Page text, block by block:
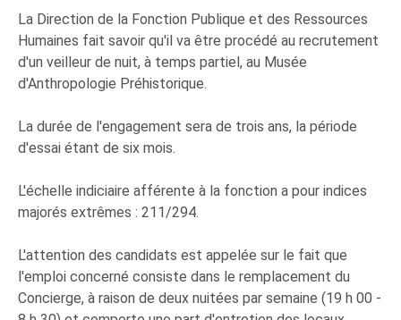
La Direction de la Fonction Publique et des Ressources
Humaines fait savoir qu'il va être procédé au recrutement
d'un veilleur de nuit, à temps partiel, au Musée
d'Anthropologie Préhistorique.
La durée de l'engagement sera de trois ans, la période
d'essai étant de six mois.
L'échelle indiciaire afférente à la fonction a pour indices
majorés extrêmes : 211/294.
L'attention des candidats est appelée sur le fait que
l'emploi concerné consiste dans le remplacement du
Concierge, à raison de deux nuitées par semaine (19 h 00 -